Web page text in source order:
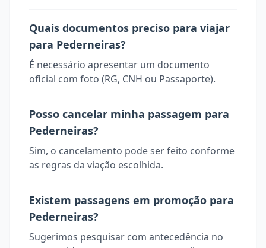
Quais documentos preciso para viajar
para Pederneiras?
É necessário apresentar um documento
oficial com foto (RG, CNH ou Passaporte).
Posso cancelar minha passagem para
Pederneiras?
Sim, o cancelamento pode ser feito conforme
as regras da viação escolhida.
Existem passagens em promoção para
Pederneiras?
Sugerimos pesquisar com antecedência no